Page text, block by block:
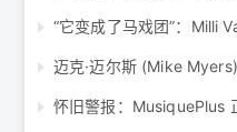
怀旧警报：MusiquePlus